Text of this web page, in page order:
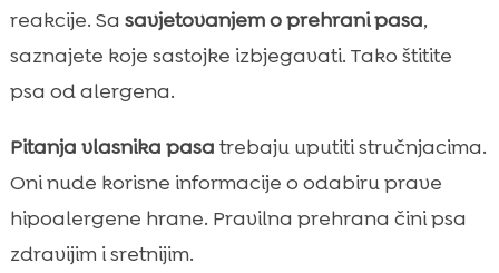
reakcije. Sa savjetovanjem o prehrani pasa,
saznajete koje sastojke izbjegavati. Tako štitite
psa od alergena.
Pitanja vlasnika pasa trebaju uputiti stručnjacima.
Oni nude korisne informacije o odabiru prave
hipoalergene hrane. Pravilna prehrana čini psa
zdravijim i sretnijim.